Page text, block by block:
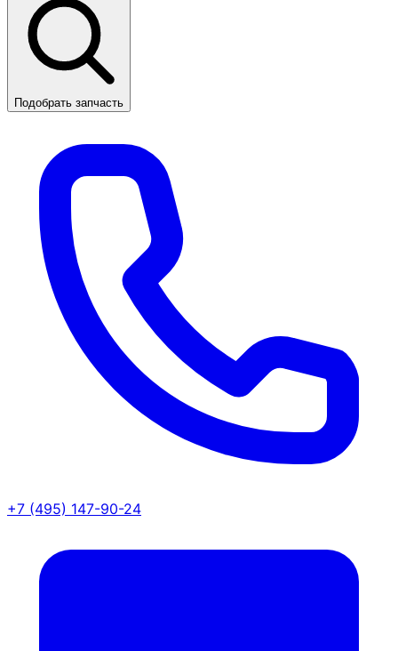
Подобрать запчасть
+7 (495) 147-90-24